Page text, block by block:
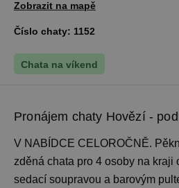
Zobrazit na mapě
Číslo chaty: 1152
Chata na víkend
Pronájem chaty Hovězí -
V NABÍDCE CELOROČNĚ.
zděná chata pro 4 osoby na kraji
sedací soupravou a barovým